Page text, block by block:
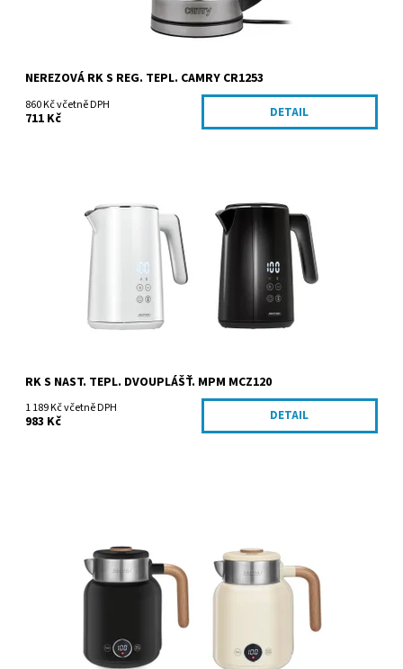
NEREZOVÁ RK S REG. TEPL. CAMRY CR1253
860 Kč včetně DPH
711 Kč DETAIL
MCZ120
MPM agd S.A.
RK S NAST. TEPL. DVOUPLÁŠŤ. MPM MCZ120
1 189 Kč včetně DPH
983 Kč DETAIL
Skladem
MCZ128
MPM agd S.A.